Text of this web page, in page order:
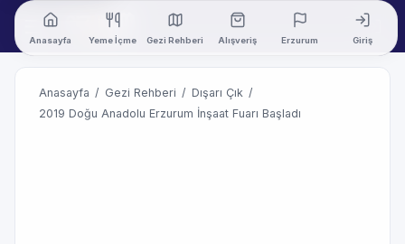
Anasayfa Yeme İçme Gezi Rehberi Alışveriş Erzurum Giriş
Anasayfa / Gezi Rehberi / Dışarı Çık /
2019 Doğu Anadolu Erzurum İnşaat Fuarı Başladı